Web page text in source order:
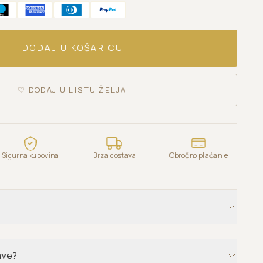
DODAJ U KOŠARICU
♡ DODAJ U LISTU ŽELJA
Sigurna kupovina Brza dostava Obročno plaćanje